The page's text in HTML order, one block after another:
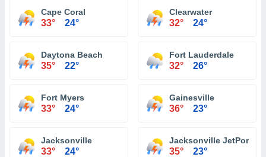
Cape Coral
33° 24°
Clearwater
32° 24°
Daytona Beach
35° 22°
Fort Lauderdale
32° 26°
Fort Myers
33° 24°
Gainesville
36° 23°
Jacksonville
33° 24°
Jacksonville JetPort at
35° 23°